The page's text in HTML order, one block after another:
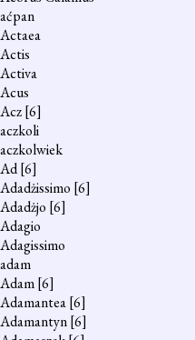
aćpan
Actaea
Actis
Activa
Acus
Acz[6]
aczkoli
aczkolwiek
Ad[6]
Adadżissimo [6]
Adadżjo [6]
Adagio
Adagissimo
adam
Adam[6]
Adamantea[6]
Adamantyn[6]